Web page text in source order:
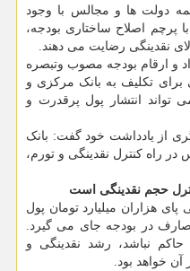
دولت ها و مجالس با وجود
پرچم اصلاح ساختاری بودجه،
نقدینگی رضایت می دهند.
و ارقام بودجه مصوب وتبصره
برای تکلیف به بانک مرکزی و
انتشار پول پرقدرت و
از یادداشت خود گفت: بانک
راه کنترل نقدینگی و تورم،
حجم نقدینگی است
هزاران میلیارد تومان پول
در بودجه جای می گیرد.
نباشد، رشد نقدینگی و
آن خواهد بود.